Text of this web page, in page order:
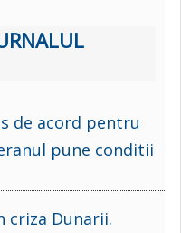
de acord pentru
pune conditii
criza Dunarii.